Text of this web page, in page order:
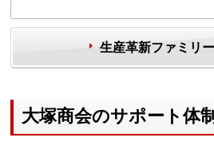
生産革新ファミリ
大塚商会のサポート体制